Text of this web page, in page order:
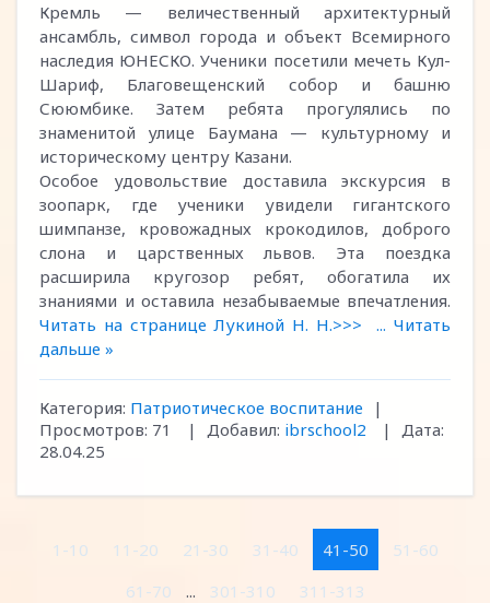
Кремль — величественный архитектурный
ансамбль, символ города и объект Всемирного
наследия ЮНЕСКО. Ученики посетили мечеть Кул-
Шариф, Благовещенский собор и башню
Сююмбике. Затем ребята прогулялись по
знаменитой улице Баумана — культурному и
историческому центру Казани.
Особое удовольствие доставила экскурсия в
зоопарк, где ученики увидели гигантского
шимпанзе, кровожадных крокодилов, доброго
слона и царственных львов. Эта поездка
расширила кругозор ребят, обогатила их
знаниями и оставила незабываемые впечатления.
Читать на странице Лукиной Н. Н.>>>
... Читать
дальше »
Категория: Патриотическое воспитание
|
Просмотров: 71 | Добавил: ibrschool2 |
Дата:
28.04.25
1-10 11-20 21-30 31-40 41-50
51-60
61-70
... 301-310 311-313